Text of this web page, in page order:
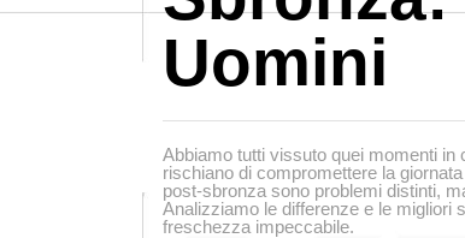
Uomini
Abbiamo tutti vissuto quei momenti
rischiano di compromettere la
post-sbronza sono problemi distinti,
Analizziamo le differenze e le migliori
freschezza impeccabile.